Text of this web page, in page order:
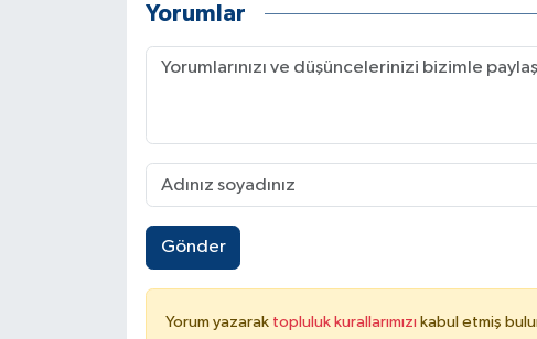
Yorumlar
Gönder
Yorum yazarak topluluk kurallarımızı kabul etmiş